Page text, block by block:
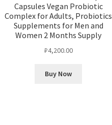
Capsules Vegan Probiotic
Complex for Adults, Probiotics
Supplements for Men and
Women 2 Months Supply
₽4,200.00
Buy Now